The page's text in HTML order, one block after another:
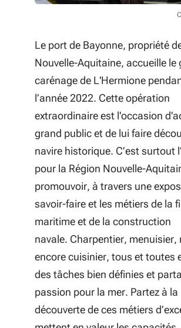
Le port de Bayonne, propriété
Nouvelle-Aquitaine, accueille le
carénage de L'Hermione
l’année 2022. Cette opération
extraordinaire est l'occasion
grand public et de lui faire
navire historique. C’est surtout
pour la Région Nouvelle-
promouvoir, à travers une
savoir-faire et les métiers de la
maritime et de la construction
navale. Charpentier, menuisier,
encore cuisinier, tous et toutes
des tâches bien définies et
passion pour la mer. Partez à la
découverte de ces métiers